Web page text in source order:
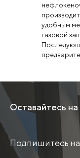
удобным
газовой
Оставайтесь на
Подпишитесь